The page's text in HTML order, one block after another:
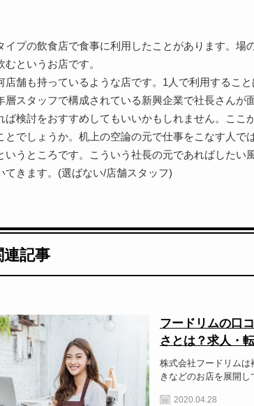
イプの飲食店で食事に利用したことがあります。場
むというお店です。
店舗も持っているような店です。1人で利用するこ
層スタッフで構成されている新興企業で社長さんが
ば検討をおすすめしてもいいかもしれません。ここ
とでしょうか。机上の空論の元で仕事をこなす人で
いうところです。こういう社長の元であればしたい
てきます。(選ばない/店舗スタッフ)
連記事
フードリムの口
さとは？求人・
株式会社フードリム
きなどのお店を展開
2020.04.28